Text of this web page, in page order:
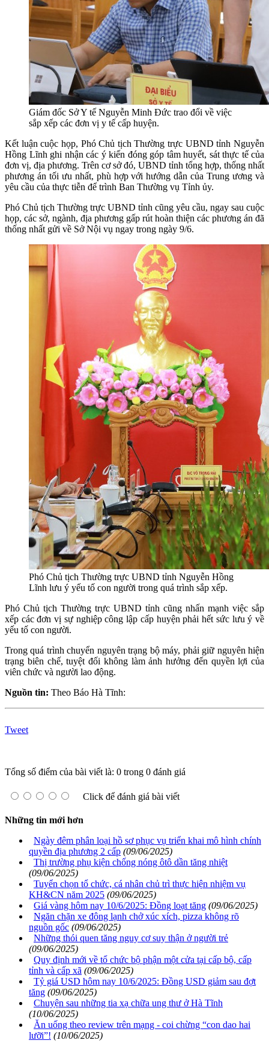
Giám đốc Sở Y tế Nguyễn Minh Đức trao đổi về việc
sắp xếp các đơn vị y tế cấp huyện.
Kết luận cuộc họp, Phó Chủ tịch Thường trực UBND tỉnh Nguyễn
Hồng Lĩnh ghi nhận các ý kiến đóng góp tâm huyết, sát thực tế của
đơn vị, địa phương. Trên cơ sở đó, UBND tỉnh tổng hợp, thống nhất
phương án tối ưu nhất, phù hợp với hướng dẫn của Trung ương và
yêu cầu của thực tiễn để trình Ban Thường vụ Tỉnh ủy.
Phó Chủ tịch Thường trực UBND tỉnh cũng yêu cầu, ngay sau cuộc
họp, các sở, ngành, địa phương gấp rút hoàn thiện các phương án đã
thống nhất gửi về Sở Nội vụ ngay trong ngày 9/6.
Phó Chủ tịch Thường trực UBND tỉnh Nguyễn Hồng
Lĩnh lưu ý yếu tố con người trong quá trình sắp xếp.
Phó Chủ tịch Thường trực UBND tỉnh cũng nhấn mạnh việc sắp
xếp các đơn vị sự nghiệp công lập cấp huyện phải hết sức lưu ý về
yếu tố con người.
Trong quá trình chuyển nguyên trạng bộ máy, phải giữ nguyên hiện
trạng biên chế, tuyệt đối không làm ảnh hưởng đến quyền lợi của
viên chức và người lao động.
Nguồn tin: Theo Báo Hà Tĩnh:
Tweet
Tổng số điểm của bài viết là: 0 trong 0 đánh giá
Click để đánh giá bài viết
Những tin mới hơn
Ngày đêm phân loại hồ sơ phục vụ triển khai mô hình chính
quyền địa phương 2 cấp (09/06/2025)
Thị trường phụ kiện chống nóng ôtô dần tăng nhiệt
(09/06/2025)
Tuyển chọn tổ chức, cá nhân chủ trì thực hiện nhiệm vụ
KH&CN năm 2025 (09/06/2025)
Giá vàng hôm nay 10/6/2025: Đồng loạt tăng (09/06/2025)
Ngăn chặn xe đông lạnh chở xúc xích, pizza không rõ
nguồn gốc (09/06/2025)
Những thói quen tăng nguy cơ suy thận ở người trẻ
(09/06/2025)
Quy định mới về tổ chức bộ phận một cửa tại cấp bộ, cấp
tỉnh và cấp xã (09/06/2025)
Tỷ giá USD hôm nay 10/6/2025: Đồng USD giảm sau đợt
tăng (09/06/2025)
Chuyện sau những tia xạ chữa ung thư ở Hà Tĩnh
(10/06/2025)
Ăn uống theo review trên mạng - coi chừng “con dao hai
lưỡi”! (10/06/2025)